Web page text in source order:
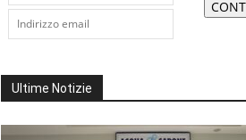
Ultime Notizie